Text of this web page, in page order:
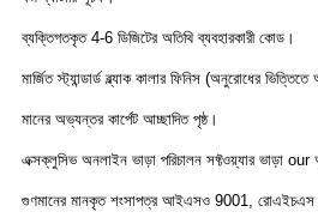
ব্যক্তিগতকৃত 4-6 ডিজিটের অতিথি ব্যবহারকারী কোড।
মার্জিত স্ট্যান্ডার্ড ব্ল্যাক কালার ফিনিস (অনুরোধের
মানের অভ্যন্তর কার্পেট আচ্ছাদিত পৃষ্ঠ।
এক্সক্লুসিভ অনলাইন ভাড়া পরিচালন সফ্টওয়্যার ভাড়া
গুণমানের মানকৃত শংসাপত্র আইএসও 9001, রোএইচএস